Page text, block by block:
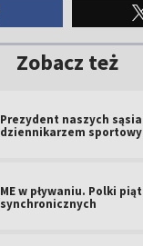
Zobacz też
Prezydent naszych
dziennikarzem
ME w pływaniu. Polki
synchronicznych